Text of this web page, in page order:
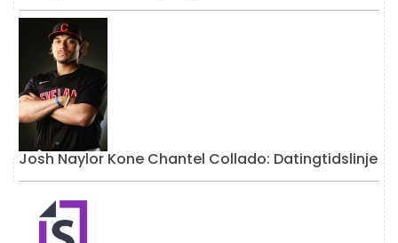
Josh Naylor Kone Chantel Collado: Datingtidslinje